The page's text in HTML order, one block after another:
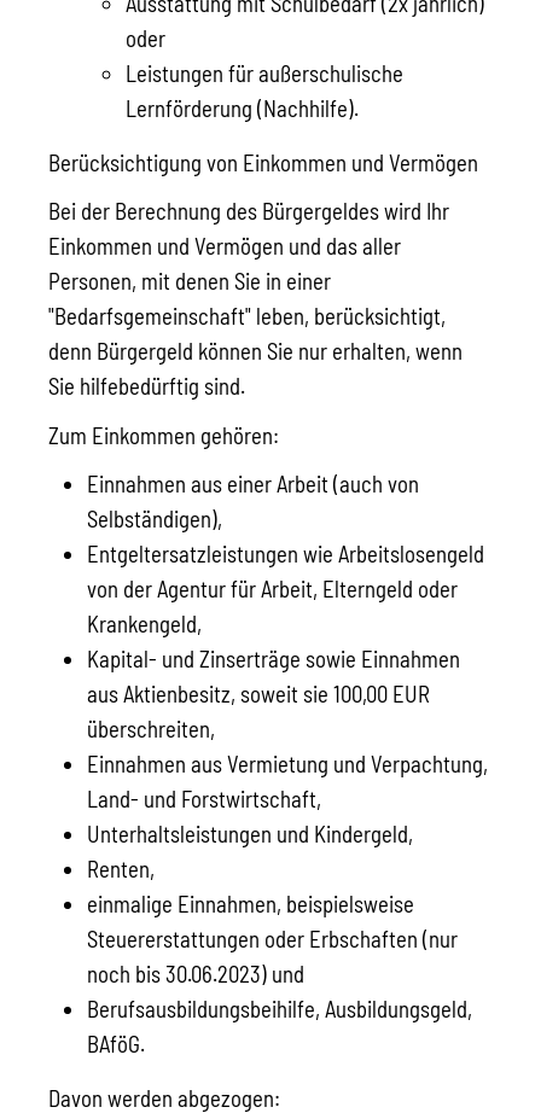
oder
Leistungen für außerschulische
Lernförderung (Nachhilfe).
Berücksichtigung von Einkommen und Vermögen
Bei der Berechnung des Bürgergeldes wird Ihr
Einkommen und Vermögen und das aller
Personen, mit denen Sie in einer
"Bedarfsgemeinschaft" leben, berücksichtigt,
denn Bürgergeld können Sie nur erhalten, wenn
Sie hilfebedürftig sind.
Zum Einkommen gehören:
Einnahmen aus einer Arbeit (auch von
Selbständigen),
Entgeltersatzleistungen wie Arbeitslosengeld
von der Agentur für Arbeit, Elterngeld oder
Krankengeld,
Kapital- und Zinserträge sowie Einnahmen
aus Aktienbesitz, soweit sie 100,00 EUR
überschreiten,
Einnahmen aus Vermietung und Verpachtung,
Land- und Forstwirtschaft,
Unterhaltsleistungen und Kindergeld,
Renten,
einmalige Einnahmen, beispielsweise
Steuererstattungen oder Erbschaften (nur
noch bis 30.06.2023) und
Berufsausbildungsbeihilfe, Ausbildungsgeld,
BAföG.
Davon werden abgezogen: